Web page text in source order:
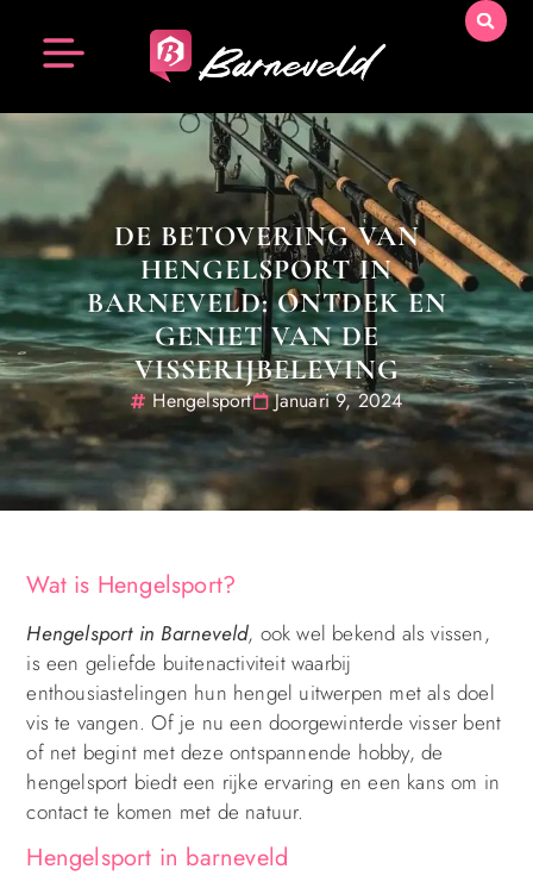
DE BETOVERING VAN
HENGELSPORT IN
BARNEVELD: ONTDEK EN
GENIET VAN DE
VISSERIJBELEVING
Hengelsport Januari 9, 2024
Wat is Hengelsport?
Hengelsport in Barneveld, ook wel bekend als vissen,
is een geliefde buitenactiviteit waarbij
enthousiastelingen hun hengel uitwerpen met als doel
vis te vangen. Of je nu een doorgewinterde visser bent
of net begint met deze ontspannende hobby, de
hengelsport biedt een rijke ervaring en een kans om in
contact te komen met de natuur.
Hengelsport in barneveld